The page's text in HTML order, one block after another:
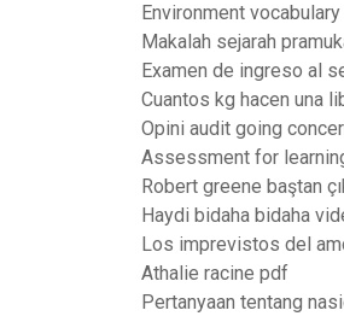
Environment
Makalah sejarah
Examen de ingreso al
Cuantos kg hacen una
Opini audit going
Assessment for
Robert greene baştan
Haydi bidaha bidaha
Los imprevistos del
Athalie racine pdf
Pertanyaan tentang